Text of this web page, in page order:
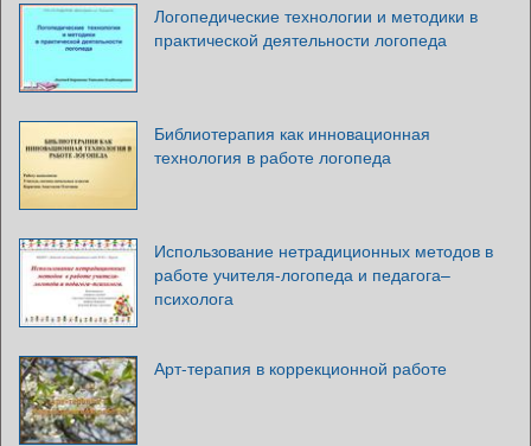
Логопедические технологии и методики в
практической деятельности логопеда
Библиотерапия как инновационная
технология в работе логопеда
Использование нетрадиционных методов в
работе учителя-логопеда и педагога–
психолога
Арт-терапия в коррекционной работе